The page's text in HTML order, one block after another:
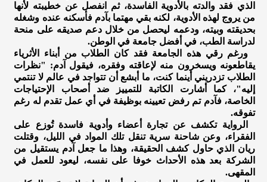
الذي فقد والدته بالأدوية الفاسدة، ثم انفصل عن خطيبته لأنها
من يروج لهذه الأدوية، لكنه بقي مهتما بآدم فأسكنه عنده وشغله
بحديقته وبيته، ودعمه ليحصل من خلال دعم صديقه على منحة
لدراسة الطب، في أفضل جامعة في الوطن.
ورغم رقي هذه الجامعة فقد كان الطلاب من أبناء الأثرياء
يقاطعونه ويسخرون منه لإعاقته وفقره، فيقول آدم: "نظرات
الطلاب تزدريني أينما كنت، ما أبشع أن تتواجد في عالم لا تنتمي
إليه"، كما أشارت الكاتبة للتمييز ضد أصحاب الإحتياجات
الخاصة، فآدم تم رفض تعيينه بوظيفة في أي عمل تقدم له رغم
تفوقه.
الرواية تكشف عن تجارة أعضاء وأدوية فاسدة تُوزع على
الفقراء، وعن شاحنة سرية تنقل تلك المواد في الليل، وقتلت
ريان الذي حاول كشف الحقيقة، وهذا ما جعل آدم يستقيل من
الشركة بعد هذه الأحداث خوفا على نفسه، ليعود للعمل في
المقهى.